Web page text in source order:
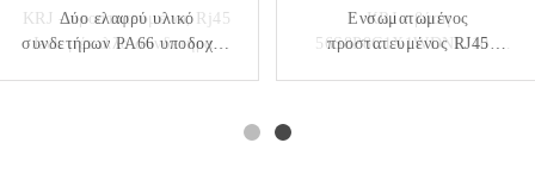
Δύο ελαφρύ υλικό
συνδετήρων PA66 υποδοχών
Ενσωματωμένος
προστατευμένος RJ45
KRJ - προστατευμένος Rj45
Jack μέταλλο συνδετήρας
KRJ - βάση
56S8P8C1X1WDNL 10 -